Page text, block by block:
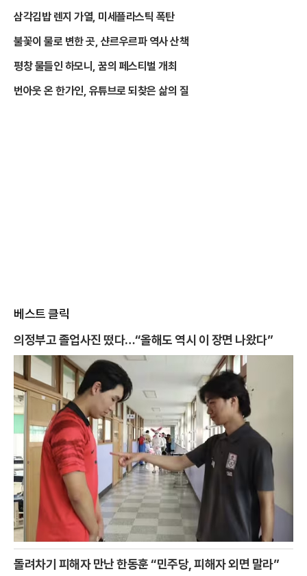
삼각김밥 렌지 가열, 미세플라스틱 폭탄
불꽃이 물로 변한 곳, 샨르우르파 역사 산책
평창 물들인 하모니, 꿈의 페스티벌 개최
번아웃 온 한가인, 유튜브로 되찾은 삶의 질
베스트 클릭
의정부고 졸업사진 떴다…“올해도 역시 이 장면 나왔다”
돌려차기 피해자 만난 한동훈 “민주당, 피해자 외면 말라”